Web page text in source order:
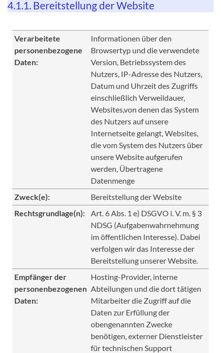
4.1.1. Bereitstellung der Website
Verarbeitete
personenbezogene
Daten:
Informationen über den
Browsertyp und die verwendete
Version, Betriebssystem des
Nutzers, IP-Adresse des Nutzers,
Datum und Uhrzeit des Zugriffs
einschließlich Verweildauer,
Websites,von denen das System
des Nutzers auf unsere
Internetseite gelangt, Websites,
die vom System des Nutzers über
unsere Website aufgerufen
werden, Übertragene
Datenmenge
Zweck(e):
Bereitstellung der Website
Rechtsgrundlage(n):
Art. 6 Abs. 1 e) DSGVO i. V. m. § 3
NDSG (Aufgabenwahrnehmung
im öffentlichen Interesse). Dabei
verfolgen wir das Interesse der
Bereitstellung unserer Website.
Empfänger der
personenbezogenen
Daten:
Hosting-Provider, interne
Abteilungen und die dort tätigen
Mitarbeiter die Zugriff auf die
Daten zur Erfüllung der
obengenannten Zwecke
benötigen, externer Dienstleister
für technischen Support